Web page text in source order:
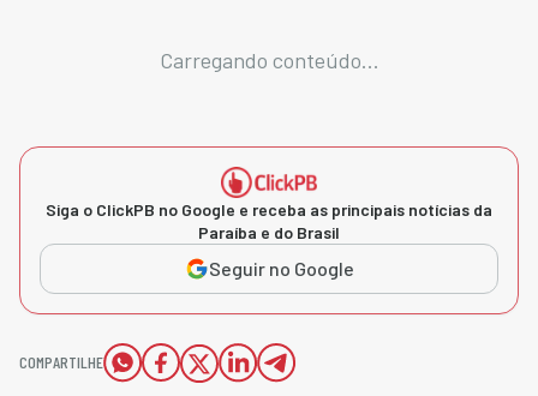
Carregando conteúdo...
Siga o ClickPB no Google e receba as principais notícias da
Paraíba e do Brasil
Seguir no Google
COMPARTILHE